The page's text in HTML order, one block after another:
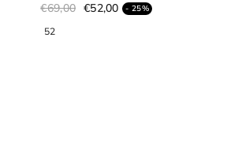
€69,00 €52,00 - 25%